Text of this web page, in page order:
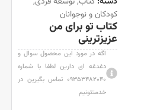
کودکان و نوجوانان
کتاب تو برای من
عزیزترینی
اگه در مورد این محصول سوال و
دغدغه ای دارین لطفا با شماره
۰۹۳۵۳۴۸۲۰۴۰ تماس بگیرین در
خدمتتونیم